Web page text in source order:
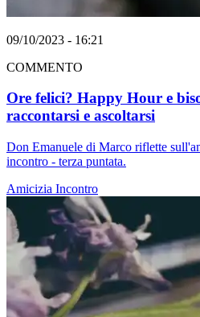
09/10/2023 - 16:21
COMMENTO
Ore felici? Happy Hour e
raccontarsi e ascoltarsi
Don Emanuele di Marco riflette
incontro - terza puntata.
Amicizia Incontro